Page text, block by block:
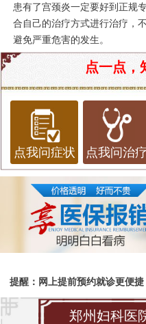
患有了宫颈炎一定要好到正规
合自己的治疗方式进行治疗，
避免严重危害的发生。
点一点，
点我问症状 点我问治疗
提醒：网上提前预约就诊更便
郑州妇科医